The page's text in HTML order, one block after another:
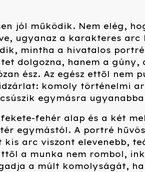
jól működik. Nem elég,
ugyanaz a karakteres arc
mintha a hivatalos
dolgozna, hanem a gúny,
ész. Az egész ettől nem
komoly történelmi
egymásra
fehér alap és a két
egymástól. A portré
kis arc viszont elevenebb,
a munka nem rombol,
a múlt komolyságát,